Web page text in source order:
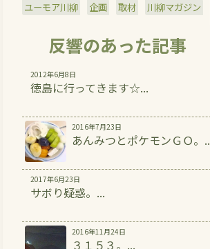
ユーモア川柳
企画 取材 川柳マガジン
反響のあった記事
2012年6月8日
徳島に行ってきます☆...
2016年7月23日
あんみつとポケモンＧＯ。
2017年6月23日
サボり疑惑。...
2016年11月24日
３１５３。...